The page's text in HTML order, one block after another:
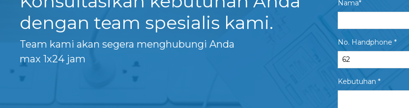
dengan team spesialis kami.
Team kami akan segera menghubungi Anda
max 1x24 jam
Nama*
No. Handphone *
Kebutuhan *